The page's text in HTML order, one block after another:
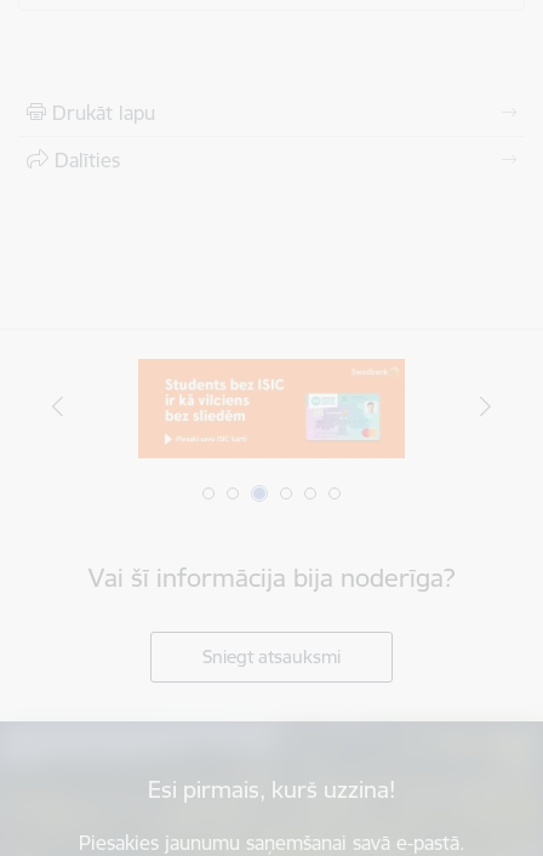
Drukāt lapu
Dalīties
Vai šī informācija bija noderīga?
Sniegt atsauksmi
Esi pirmais, kurš uzzina!
Piesakies jaunumu saņemšanai savā e-pastā.